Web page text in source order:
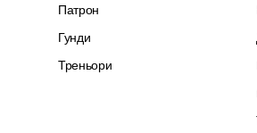
Патрон
Гунди
Треньори